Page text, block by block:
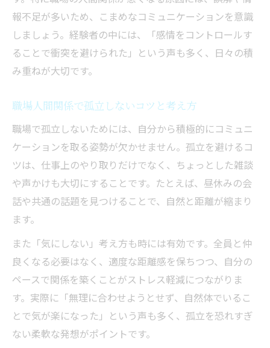
報不足が多いため、こまめなコミュニケーションを意識
しましょう。経験者の中には、「感情をコントロールす
ることで衝突を避けられた」という声も多く、日々の積
み重ねが大切です。
職場人間関係で孤立しないコツと考え方
職場で孤立しないためには、自分から積極的にコミュニ
ケーションを取る姿勢が欠かせません。孤立を避けるコ
ツは、仕事上のやり取りだけでなく、ちょっとした雑談
や声かけも大切にすることです。たとえば、昼休みの会
話や共通の話題を見つけることで、自然と距離が縮まり
ます。
また「気にしない」考え方も時には有効です。全員と仲
良くなる必要はなく、適度な距離感を保ちつつ、自分の
ペースで関係を築くことがストレス軽減につながりま
す。実際に「無理に合わせようとせず、自然体でいるこ
とで気が楽になった」という声も多く、孤立を恐れすぎ
ない柔軟な発想がポイントです。